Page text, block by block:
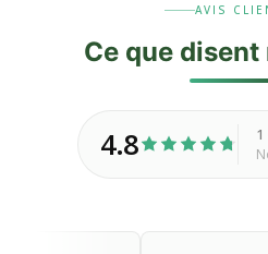
AVIS
Ce que disent
4.8